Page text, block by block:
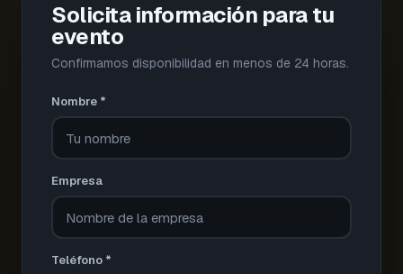
Solicita información para tu
evento
Confirmamos disponibilidad en menos de 24 horas.
Nombre *
Empresa
Teléfono *